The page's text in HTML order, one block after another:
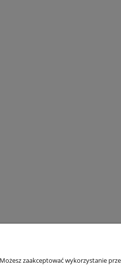
zaakceptować wykorzystanie